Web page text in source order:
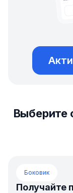
Выберите
Боковик
Получайте